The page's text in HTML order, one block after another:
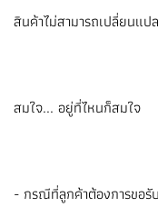
สินค้าไม่สามารถเปลี่ยนแ
สมใจ... อยู่ที่ไหนก็สมใจ
- กรณีที่ลูกค้าต้องการขอรั